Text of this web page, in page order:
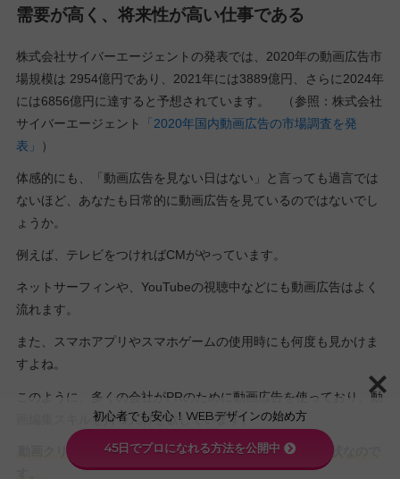
需要が高く、将来性が高い仕事である
株式会社サイバーエージェントの発表では、2020年の動画広告市
場規模は 2954億円であり、2021年には3889億円、さらに2024年
には6856億円に達すると予想されています。 （参照：株式会社
サイバーエージェント
「2020年国内動画広告の市場調査を発
表」
）
体感的にも、「動画広告を見ない日はない」と言っても過言では
ないほど、あなたも日常的に動画広告を見ているのではないでし
ょうか。
例えば、テレビをつければCMがやっています。
ネットサーフィンや、YouTubeの視聴中などにも動画広告はよく
流れます。
また、スマホアプリやスマホゲームの使用時にも何度も見かけま
すよね。
このように、多くの会社がPRのために動画広告を使っており、動
画編集スキルを持つ人材を欲しています。
動画クリエイターの数よりも需要が上回っているのが現状なので
初心者でも安心！WEBデザインの始め方
45日でプロになれる方法を公開中